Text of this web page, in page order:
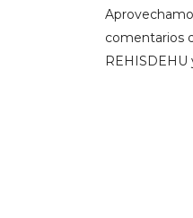
comentarios
REHISDEHU